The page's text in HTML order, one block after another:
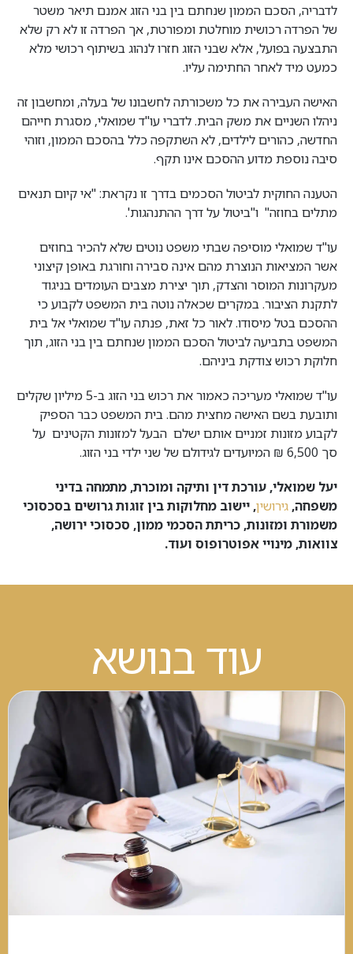
לדבריה, הסכם הממון שנחתם בין בני הזוג אמנם תיאר משטר
של הפרדה רכושית מוחלטת ומפורטת, אך הפרדה זו לא רק שלא
התבצעה בפועל, אלא שבני הזוג חזרו לנהוג בשיתוף רכושי מלא
כמעט מיד לאחר החתימה עליו.
האישה העבירה את כל משכורתה לחשבונו של בעלה, ומחשבון זה
ניהלו השניים את משק הבית. לדברי עו"ד שמואלי, מסגרת חייהם
החדשה, כהורים לילדים, לא השתקפה כלל בהסכם הממון, וזוהי
סיבה נוספת מדוע ההסכם אינו תקף.
הטענה החוקית לביטול הסכמים בדרך זו נקראת: "אי קיום תנאים
מתלים בחוזה" ו"ביטול על דרך ההתנהגות'.
עו"ד שמואלי מוסיפה שבתי משפט נוטים שלא להכיר בחוזים
אשר המציאות הנוצרת מהם אינה סבירה וחורגת באופן קיצוני
מעקרונות המוסר והצדק, תוך יצירת מצבים העומדים בניגוד
לתקנת הציבור. במקרים שכאלה נוטה בית המשפט לקבוע כי
ההסכם בטל מיסודו. לאור כל זאת, פנתה עו"ד שמואלי אל בית
המשפט בתביעה לביטול הסכם הממון שנחתם בין בני הזוג, תוך
חלוקת רכוש צודקת ביניהם.
עו"ד שמואלי מעריכה כאמור את רכוש בני הזוג ב-5 מיליון שקלים
ותובעת בשם האישה מחצית מהם. בית המשפט כבר הספיק
לקבוע מזונות זמניים אותם ישלם הבעל למזונות הקטינים על
סך 6,500 ₪ המיועדים לגידולם של שני ילדי בני הזוג.
יעל שמואלי, עורכת דין ותיקה ומוכרת, מתמחה בדיני
משפחה, גירושין, יישוב מחלוקות בין זוגות גרושים בסכסוכי
משמורת ומזונות, כריתת הסכמי ממון, סכסוכי ירושה,
צוואות, מינויי אפוטרופוס ועוד.
עוד בנושא